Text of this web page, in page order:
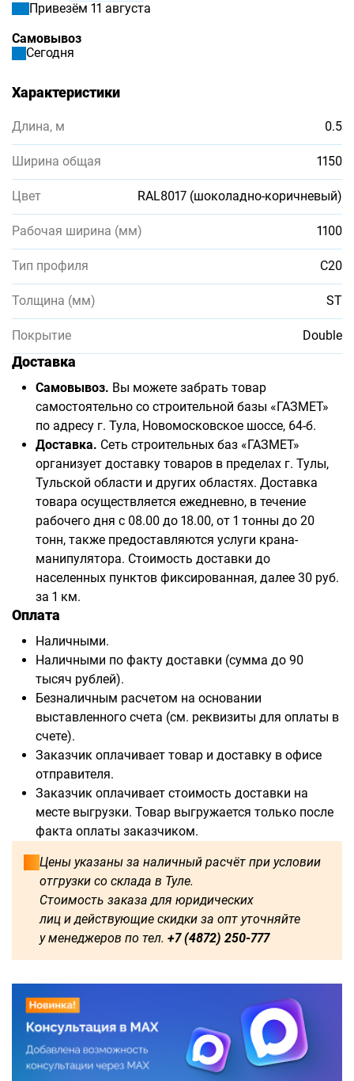
Привезём 11 августа
Самовывоз
Сегодня
Характеристики
Длина, м 0.5
Ширина общая 1150
Цвет RAL8017 (шоколадно-коричневый)
Рабочая ширина (мм) 1100
Тип профиля С20
Толщина (мм) ST
Покрытие Double
Доставка
Самовывоз. Вы можете забрать товар
самостоятельно со строительной базы «ГАЗМЕТ»
по адресу г. Тула, Новомосковское шоссе, 64-б.
Доставка. Сеть строительных баз «ГАЗМЕТ»
организует доставку товаров в пределах г. Тулы,
Тульской области и других областях. Доставка
товара осуществляется ежедневно, в течение
рабочего дня с 08.00 до 18.00, от 1 тонны до 20
тонн, также предоставляются услуги крана-
манипулятора. Стоимость доставки до
населенных пунктов фиксированная, далее 30 руб.
за 1 км.
Оплата
Наличными.
Наличными по факту доставки (сумма до 90
тысяч рублей).
Безналичным расчетом на основании
выставленного счета (см. реквизиты для оплаты в
счете).
Заказчик оплачивает товар и доставку в офисе
отправителя.
Заказчик оплачивает стоимость доставки на
месте выгрузки. Товар выгружается только после
факта оплаты заказчиком.
Цены указаны за наличный расчёт при условии
отгрузки со склада в Туле.
Стоимость заказа для юридических
лиц и действующие скидки за опт уточняйте
у менеджеров по тел. +7 (4872) 250-777
Доступны для заказа:
1500 1600
2500 2750 3000 3250
3500 3750 4000
4500 4750 5000 5250